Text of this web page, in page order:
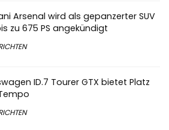
Arsenal wird als gepanzerter SUV
zu 675 PS angekündigt
ID.7 Tourer GTX bietet Platz